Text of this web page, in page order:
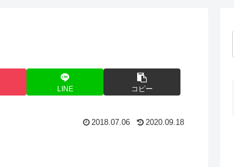
LINE コピー
2018.07.06 2020.09.18